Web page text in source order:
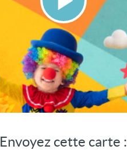
Lire
la
vidéo
Envoyez cette carte :